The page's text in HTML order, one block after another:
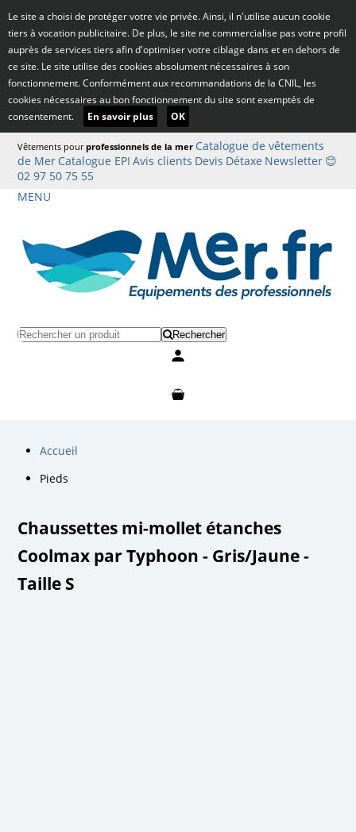
Le site a choisi de protéger votre vie privée. Ainsi, il n'utilise aucun cookie
tiers à vocation publicitaire. De plus, le site ne commercialise pas votre profil
auprès de services tiers afin d'optimiser votre ciblage dans et en dehors de
ce site. Le site utilise des cookies absolument nécessaires à son
fonctionnement. Conformément aux recommandations de la CNIL, les
cookies nécessaires au bon fonctionnement du site sont exemptés de
consentement.
En savoir plus OK
Vêtements pourprofessionnels de la mer Catalogue de vêtements
de Mer Catalogue EPI Avis clients Devis Détaxe Newsletter 😊
02 97 50 75 55
MENU
Rechercher
Accueil
Pieds
Chaussettes mi-mollet étanches
Coolmax par Typhoon - Gris/Jaune -
Taille S